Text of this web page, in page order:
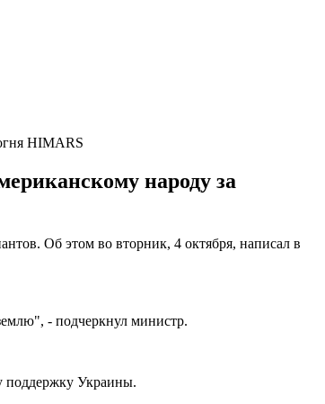
HIMARS
народу за
Об этом во вторник, 4 октября, написал в
- подчеркнул министр.
поддержку Украины.